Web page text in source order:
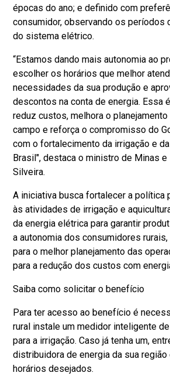
épocas do ano; e definido com
consumidor, observando os períodos
do sistema elétrico.
“Estamos dando mais autonomia ao
escolher os horários que melhor
necessidades da sua produção e
descontos na conta de energia. Essa
reduz custos, melhora o
campo e reforça o compromisso do
com o fortalecimento da irrigação e
Brasil", destaca o ministro de Minas e
Silveira.
A iniciativa busca fortalecer a política
às atividades de irrigação e
da energia elétrica para garantir
a autonomia dos consumidores
para o melhor planejamento das
para a redução dos custos com
Saiba como solicitar o benefício
Para ter acesso ao benefício é
rural instale um medidor inteligente
para a irrigação. Caso já tenha um,
distribuidora de energia da sua
horários desejados.